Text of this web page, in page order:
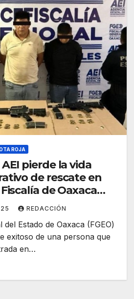
ROJA
pierde la vida
de rescate en
de Oaxaca
REDACCIÓN
del Estado de Oaxaca (FGEO)
exitoso de una persona que
en…